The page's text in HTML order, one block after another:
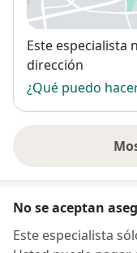
Disponibilidad
Este especialista
dirección
¿Qué puedo
No se aceptan
Este especialista